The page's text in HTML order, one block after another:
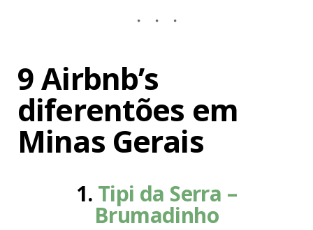
9 Airbnb’s
diferentões em
Minas Gerais
1. Tipi da Serra –
Brumadinho